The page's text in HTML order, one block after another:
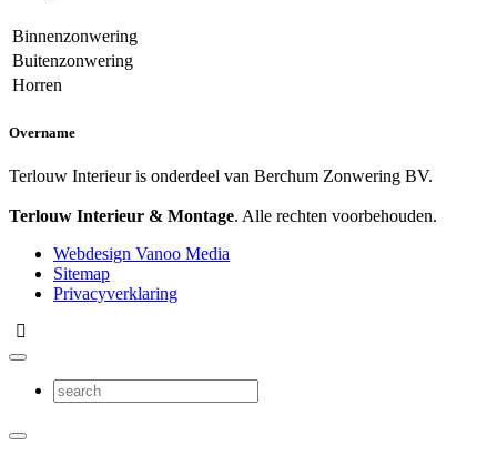
Binnenzonwering
Buitenzonwering
Horren
Overname
Terlouw Interieur is onderdeel van Berchum Zonwering BV.
Terlouw Interieur & Montage. Alle rechten voorbehouden.
Webdesign Vanoo Media
Sitemap
Privacyverklaring